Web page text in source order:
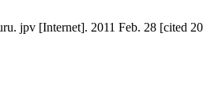
jpv [Internet]. 2011 Feb. 28 [cited